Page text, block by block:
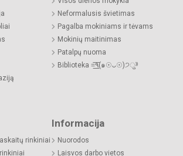
Neformalusis švietimas
Pagalba mokiniams ir tėvams
Mokinių maitinimas
Patalpų nuoma
Biblioteka =͟͟͞͞٩(๑☉ᴗ☉)੭ु⁾⁾
rinkiniai
Informacija
Nuorodos
Laisvos darbo vietos